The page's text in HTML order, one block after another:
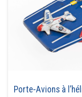
Porte-Avions à